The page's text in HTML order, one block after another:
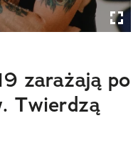
zarażają po
Twierdzą